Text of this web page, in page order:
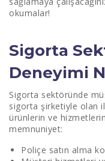
okumalar!
Sigorta
Deneyimi
Sigorta sektöründe
sigorta şirketiyle olan
ürünlerin ve
memnuniyet:
Poliçe satın alma